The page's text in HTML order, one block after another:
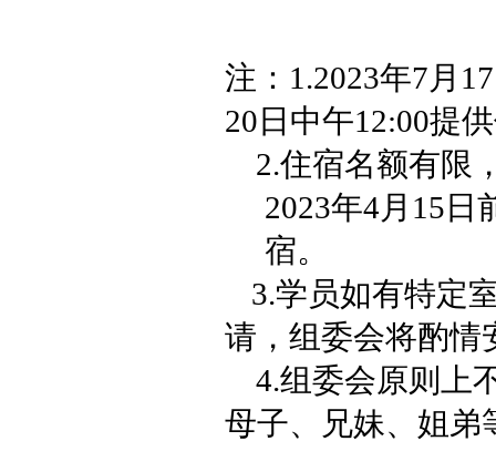
注 ： 1.2023年7月 17
20 日中午12:00提
2.住宿名额有限
2023年4月 15 日
宿。
3.学员如有特定
请，组委会将酌情
4.组委会原则上
母子、兄妹、姐弟